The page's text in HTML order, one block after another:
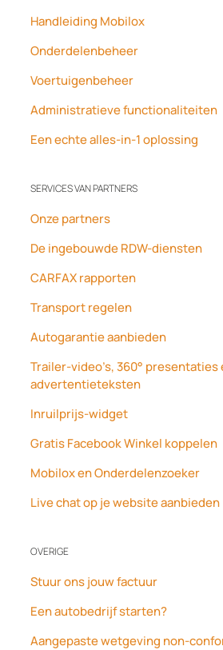
Handleiding Mobilox
Onderdelenbeheer
Voertuigenbeheer
Administratieve functionaliteiten
Een echte alles-in-1 oplossing
SERVICES VAN PARTNERS
Onze partners
De ingebouwde RDW-diensten
CARFAX rapporten
Transport regelen
Autogarantie aanbieden
Trailer-video’s, 360° presentaties
advertentieteksten
Inruilprijs-widget
Gratis Facebook Winkel koppelen
Mobilox en Onderdelenzoeker
Live chat op je website aanbieden
OVERIGE
Stuur ons jouw factuur
Een autobedrijf starten?
Aangepaste wetgeving non-